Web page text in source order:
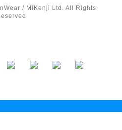
/ MiKenji Ltd. All Rights